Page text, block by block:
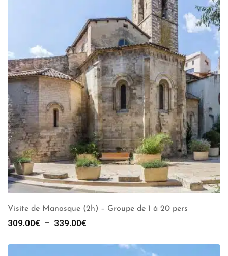
Visite de Manosque (2h) – Groupe de 1 à 20 pers
309.00€ – 339.00€
prix :